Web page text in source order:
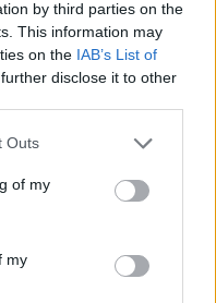
by third parties on the
This information may
on the IAB’s List of
disclose it to other
Outs
of my
my
indruk achter bij
transfermarkt
schrijft Europese